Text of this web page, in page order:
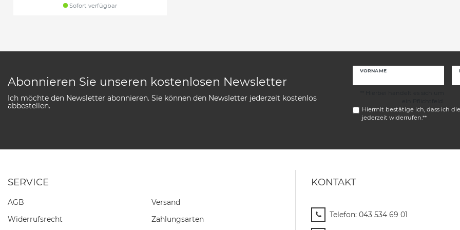
Sofort verfügbar
Abonnieren Sie unseren kostenlosen Newsletter
Ich möchte den Newsletter abonnieren. Sie können den Newsletter jederzeit kostenlos
abbestellen.
VORNAME
Hiermit bestätige ich, dass ich die
jederzeit widerrufen.**
SERVICE
AGB
Widerrufs­recht
Versand
Zahlungsarten
KONTAKT
Telefon: 043 534 69 01